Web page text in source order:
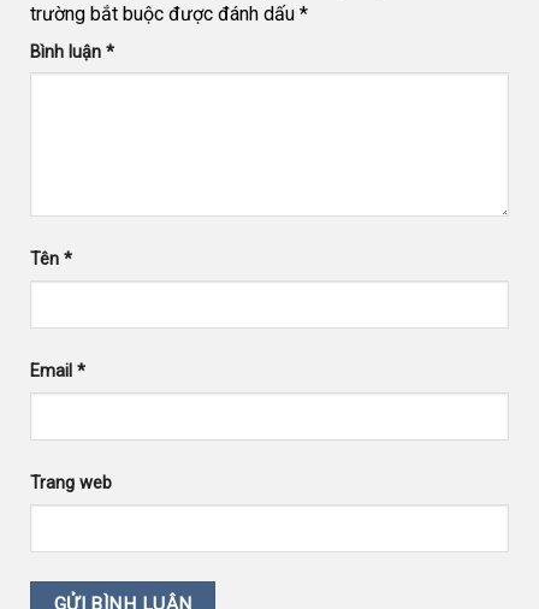
trường bắt buộc được đánh dấu *
Bình luận *
Tên *
Email *
Trang web